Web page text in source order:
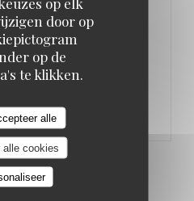
door op
op de
te klikken.
alle
alle cookies
((OPENT IN EEN NIEUW